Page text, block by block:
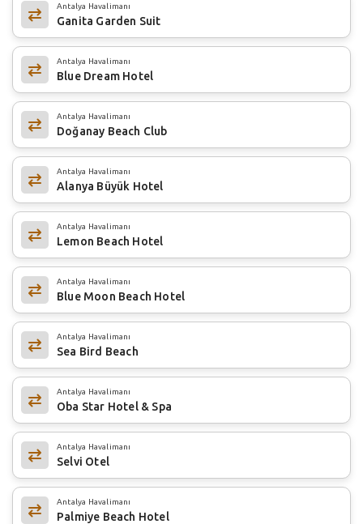
Antalya Havalimanı
Ganita Garden Suit
Antalya Havalimanı
Blue Dream Hotel
Antalya Havalimanı
Doğanay Beach Club
Antalya Havalimanı
Alanya Büyük Hotel
Antalya Havalimanı
Lemon Beach Hotel
Antalya Havalimanı
Blue Moon Beach Hotel
Antalya Havalimanı
Sea Bird Beach
Antalya Havalimanı
Oba Star Hotel & Spa
Antalya Havalimanı
Selvi Otel
Antalya Havalimanı
Palmiye Beach Hotel